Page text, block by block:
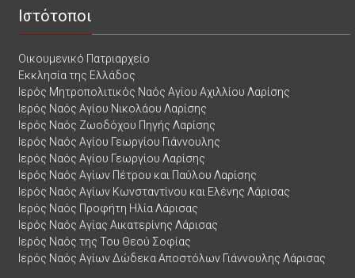
Ιστότοποι
Οικουμενικό Πατριαρχείο
Εκκλησία της Ελλάδος
Ιερός Μητροπολιτικός Ναός Αγίου Αχιλλίου Λαρίσης
Ιερός Ναός Αγίου Νικολάου Λαρίσης
Ιερός Ναός Ζωοδόχου Πηγής Λαρίσης
Ιερός Ναός Αγίου Γεωργίου Γιάννουλης
Ιερός Ναός Αγίου Γεωργίου Λαρίσης
Ιερός Ναός Αγίων Πέτρου και Παύλου Λαρίσης
Ιερός Ναός Αγίων Κωνσταντίνου και Ελένης Λάρισας
Ιερός Ναός Προφήτη Ηλία Λάρισας
Ιερός Ναός Αγίας Αικατερίνης Λάρισας
Ιερός Ναός της Του Θεού Σοφίας
Ιερός Ναός Αγίων Δώδεκα Αποστόλων Γιάννουλης Λάρισας